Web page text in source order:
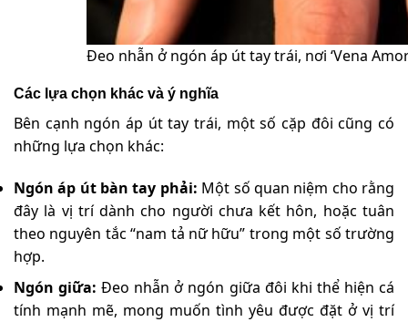
Đeo nhẫn ở ngón áp út tay trái, nơi ‘Vena
Các lựa chọn khác và ý nghĩa
Bên cạnh ngón áp út tay trái, một số cặp đôi cũng có
những lựa chọn khác:
Ngón áp út bàn tay phải: Một số quan niệm cho rằng
đây là vị trí dành cho người chưa kết hôn, hoặc tuân
theo nguyên tắc “nam tả nữ hữu” trong một số trường
hợp.
Ngón giữa: Đeo nhẫn ở ngón giữa đôi khi thể hiện cá
tính mạnh mẽ, mong muốn tình yêu được đặt ở vị trí